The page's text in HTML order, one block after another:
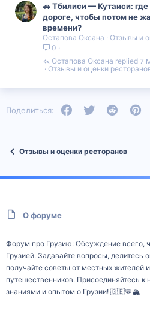
🚗 Тбилиси — Кутаиси:
дороге, чтобы потом не
времени?
Остапова Оксана
Отзывы и
0
Отзывы и оценки
7
Остапова Оксана
Поделиться: FacebookTwitter Reddit
Отзывы и оценки ресторанов
О форуме
Форум про Грузию: Обсуждение всего,
Грузией. Задавайте вопросы, делитесь
получайте советы от местных жителей и
путешественников. Присоединяйтесь к
знаниями и опытом о Грузии! 🇬🇪💬🏔️